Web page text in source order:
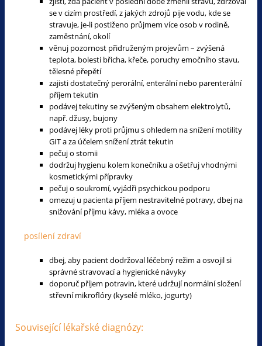
se v cizím prostředí, z jakých zdrojů pije vodu, kde se
stravuje, je-li postiženo průjmem více osob v rodině,
zaměstnání, okolí
věnuj pozornost přidruženým projevům – zvýšená
teplota, bolesti břicha, křeče, poruchy emočního stavu,
tělesné přepětí
zajisti dostatečný perorální, enterální nebo parenterální
příjem tekutin
podávej tekutiny se zvýšeným obsahem elektrolytů,
např. džusy, bujony
podávej léky proti průjmu s ohledem na snížení motility
GIT a za účelem snížení ztrát tekutin
pečuj o stomii
dodržuj hygienu kolem konečníku a ošetřuj vhodnými
kosmetickými přípravky
pečuj o soukromí, vyjádři psychickou podporu
omezuj u pacienta příjem nestravitelné potravy, dbej na
snižování příjmu kávy, mléka a ovoce
posílení zdraví
dbej, aby pacient dodržoval léčebný režim a osvojil si
správné stravovací a hygienické návyky
doporuč příjem potravin, které udržují normální složení
střevní mikroflóry (kyselé mléko, jogurty)
Související lékařské diagnózy: